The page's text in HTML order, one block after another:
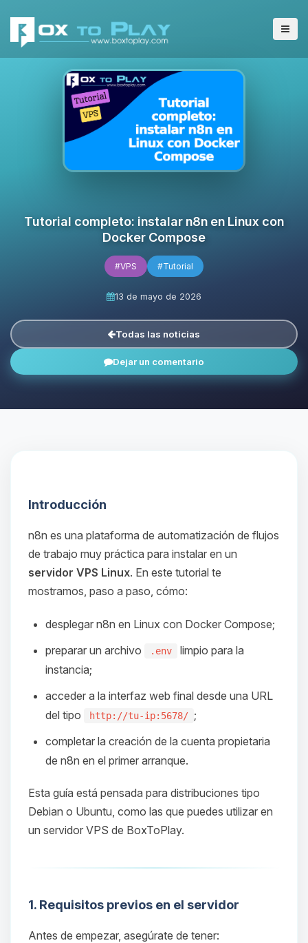
Tutorial completo: instalar n8n en Linux con
Docker Compose
#VPS #Tutorial
13 de mayo de 2026
Todas las noticias
Dejar un comentario
Introducción
n8n es una plataforma de automatización de flujos
de trabajo muy práctica para instalar en un
servidor VPS Linux. En este tutorial te
mostramos, paso a paso, cómo:
desplegar n8n en Linux con Docker Compose;
preparar un archivo
.env
limpio para la
instancia;
acceder a la interfaz web final desde una URL
del tipo
http://tu-ip:5678/ ;
completar la creación de la cuenta propietaria
de n8n en el primer arranque.
Esta guía está pensada para distribuciones tipo
Debian o Ubuntu, como las que puedes utilizar en
un servidor VPS de BoxToPlay.
1. Requisitos previos en el servidor
Antes de empezar, asegúrate de tener: